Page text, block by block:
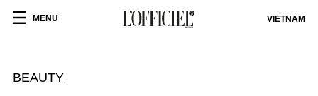
MENU VIETNAM
BEAUTY